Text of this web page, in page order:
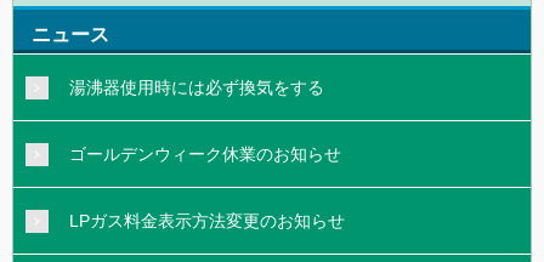
ニュース
湯沸器使用時には必ず換気をする
ゴールデンウィーク休業のお知らせ
LPガス料金表示方法変更のお知らせ